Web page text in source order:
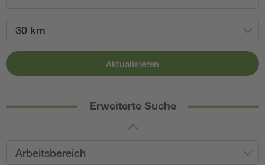
30 km
Aktualisieren
Erweiterte Suche
Arbeitsbereich